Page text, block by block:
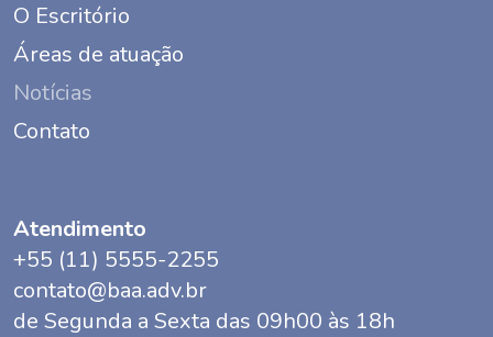
O Escritório
Áreas de atuação
Notícias
Contato
Atendimento
+55 (11) 5555-2255
contato@baa.adv.br
de Segunda a Sexta das 09h00 às 18h